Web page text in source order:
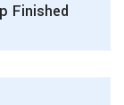
Finished